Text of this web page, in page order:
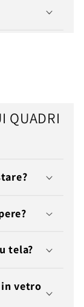
QUADRI
tela?
in vetro